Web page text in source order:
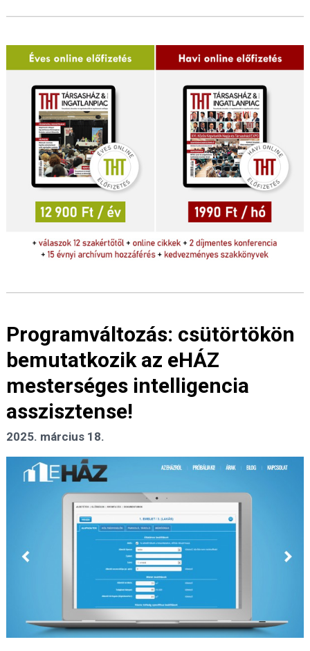
Programváltozás: csütörtökön
bemutatkozik az eHÁZ
mesterséges intelligencia
asszisztense!
2025. március 18.